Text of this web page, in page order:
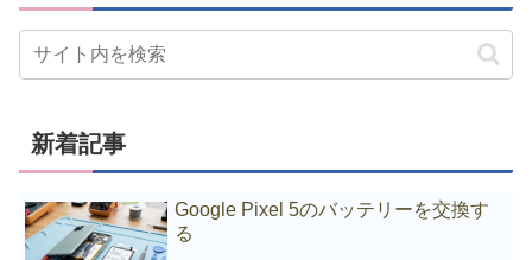
新着記事
Google Pixel 5のバッテリーを交換す
る